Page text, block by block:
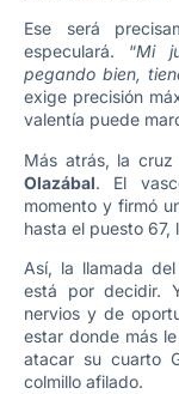
Ese será
especulará. “Mi
pegando bien,
exige precisión
valentía puede
Más atrás, la
Olazábal. El
momento y firmó
hasta el puesto 67,
Así, la llamada
está por decidir.
nervios y de
estar donde más
atacar su cuarto
colmillo afilado.